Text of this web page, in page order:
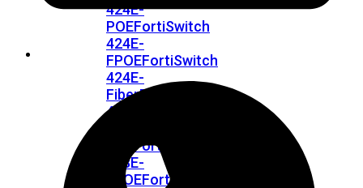
424E-
POEFortiSwitch
424E-
FPOEFortiSwitch
424E-
FiberFortiSwitch
448E
FortiSwitch
448E-
FPOEFortiSwitch